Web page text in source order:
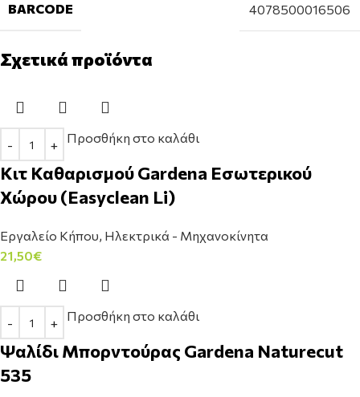
BARCODE 4078500016506
Σχετικά προϊόντα
Προσθήκη στο καλάθι
Κιτ Καθαρισμού Gardena Εσωτερικού
Χώρου (Easyclean Li)
Εργαλείο Κήπου, Ηλεκτρικά - Μηχανοκίνητα
21,50€
Προσθήκη στο καλάθι
Ψαλίδι Μπορντούρας Gardena Naturecut
535